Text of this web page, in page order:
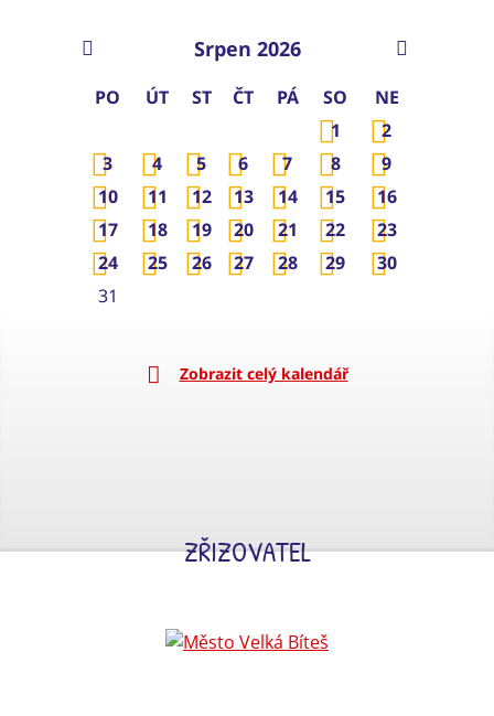
Srpen 2026
PO ÚT ST ČT PÁ SO
NE
1
2
3
4 5 6 7 8
9
10
11 12 13 14 15
16
17
18 19 20 21 22
23
24
25 26 27 28 29
30
31
Zobrazit celý kalendář
ZŘIZOVATEL